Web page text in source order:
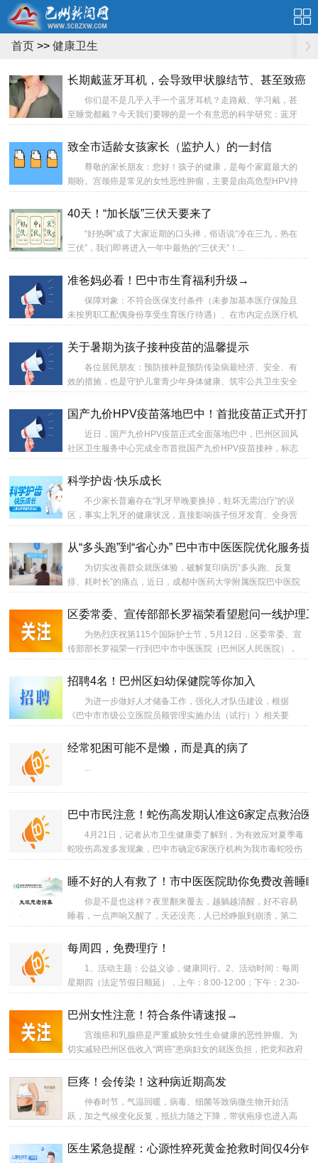
首页 >> 健康卫生
长期戴蓝牙耳机，会导致甲状腺结节、甚至致癌？
你们是不是几乎人手一个蓝牙耳机？走路戴、学习戴，甚
至睡觉都戴？今天我们要聊的是一个有意思的科学研究：蓝牙
致全市适龄女孩家长（监护人）的一封信
尊敬的家长朋友：您好！孩子的健康，是每个家庭最大的
期盼。宫颈癌是常见的女性恶性肿瘤，主要是由高危型HPV持
速消除宫颈癌全球策略》，提出筛查和接种人乳头瘤病毒
40天！“加长版”三伏天要来了
“好热啊”成了大家近期的口头禅，俗语说“冷在三九，热在
三伏”，我们即将进入一年中最热的“三伏天”！...
准爸妈必看！巴中市生育福利升级→
保障对象：不符合医保支付条件（未参加基本医疗保险且
未按男职工配偶身份享受生育医疗待遇）、在市内定点医疗机
关于暑期为孩子接种疫苗的温馨提示
各位居民朋友：预防接种是预防传染病最经济、安全、有
效的措施，也是守护儿童青少年身体健康、筑牢公共卫生安全
有效防范秋冬季传染病高发风险，全面补齐适龄人群疫苗接种
适龄人群开展暑期疫苗集中查漏补种工作，请各位家长合理利
用暑期空闲时间，及时带孩子完成国家免疫规划疫苗接种，以
国产九价HPV疫苗落地巴中！首批疫苗正式开打
近日，国产九价HPV疫苗正式全面落地巴中，巴州区回风
社区卫生服务中心完成全市首批国产九价HPV疫苗接种，标志
择。...
科学护齿·快乐成长
不少家长普遍存在“乳牙早晚要换掉，蛀坏无需治疗”的误
区，事实上乳牙的健康状况，直接影响孩子恒牙发育、全身营
牙、恒牙交替的混合牙列关键发育期，帮助孩子养成良好口腔
从“多头跑”到“省心办” 巴中市中医医院优化服务
为切实改善群众就医体验，破解复印病历“多头跑、反复
排、耗时长”的痛点，近日，成都中医药大学附属医院巴中医院
口、开通线上邮寄通道，实现病历复印“线下一窗通办、线上快
区委常委、宣传部部长罗福荣看望慰问一线护理
为热烈庆祝第115个国际护士节，5月12日，区委常委、宣
传部部长罗福荣一行到巴中市中医医院（巴州区人民医院），
日的祝福和衷心的感谢。...
招聘4名！巴州区妇幼保健院等你加入
为进一步做好人才储备工作，强化人才队伍建设，根据
《巴中市市级公立医院员额管理实施办法（试行）》相关要
员。...
经常犯困可能不是懒，而是真的病了
...
巴中市民注意！蛇伤高发期认准这6家定点救治
4月21日，记者从市卫生健康委了解到，为有效应对夏季毒
蛇咬伤高发多发现象，巴中市确定6家医疗机构为我市毒蛇咬伤
睡不好的人有救了！市中医医院助你免费改善睡眠
你是不是也这样？夜里翻来覆去，越躺越清醒，好不容易
睡着，一点声响又醒了，天还没亮，人已经睁眼到崩溃，第二
而是失眠在悄悄找上你。一个免费改善睡眠的机会来了，巴中
件的受试者↓↓↓...
每周四，免费理疗！
1、活动主题：公益义诊，健康同行。2、活动时间：每周
星期四（法定节假日顺延），上午：8:00-12:00；下午：2:30-
巴州女性注意！符合条件请速报→
宫颈癌和乳腺癌是严重威胁女性生命健康的恶性肿瘤。为
切实减轻巴州区低收入“两癌”患病妇女的就医负担，把党和政府
癌”救助申报工作正式启动！符合条件的患病妇女可申请1万元
巨疼！会传染！这种病近期高发
仲春时节，气温回暖，病毒、细菌等致病微生物开始活
跃，加之气候变化反复，抵抗力随之下降，带状疱疹也进入高
疹？哪些人群容易感染带状疱疹？又该如何预防？...
医生紧急提醒：心源性猝死黄金抢救时间仅4分